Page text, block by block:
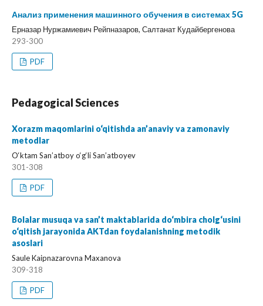
Анализ применения машинного обучения в системах 5G
Ерназар Нуржамиевич Рейпназаров, Салтанат Кудайбергенова
293-300
PDF
Pedagogical Sciences
Xorazm maqomlarini o‘qitishda an’anaviy va zamonaviy
metodlar
O‘ktam San’atboy o‘g‘li San’atboyev
301-308
PDF
Bolalar musuqa va san’t maktablarida do‘mbira cholg‘usini
o‘qitish jarayonida AKTdan foydalanishning metodik
asoslari
Saule Kaipnazarovna Maxanova
309-318
PDF